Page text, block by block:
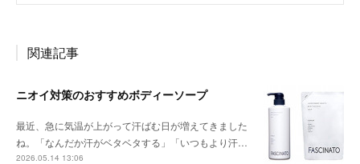
関連記事
ニオイ対策のおすすめボディーソープ
最近、急に気温が上がって汗ばむ日が増えてきました
ね。「なんだか汗がベタベタする」「いつもより汗…
2026.05.14 13:06